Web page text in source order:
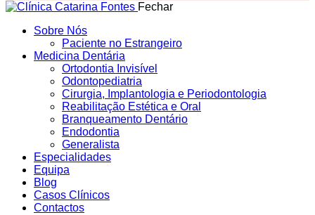
Fechar
Sobre Nós
Paciente no Estrangeiro
Medicina Dentária
Ortodontia Invisível
Odontopediatria
Cirurgia, Implantologia e Periodontologia
Reabilitação Estética e Oral
Branqueamento Dentário
Endodontia
Generalista
Especialidades
Equipa
Blog
Casos Clínicos
Contactos